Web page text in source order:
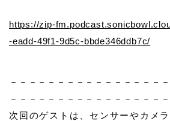
https://zip-
-eadd-49f1-9d5c-bbde346ddb7c/
－－－－－－－－－－－－－－－－
－－－－－－－－－－－－－－－－－
次回のゲストは、センサーやカメ